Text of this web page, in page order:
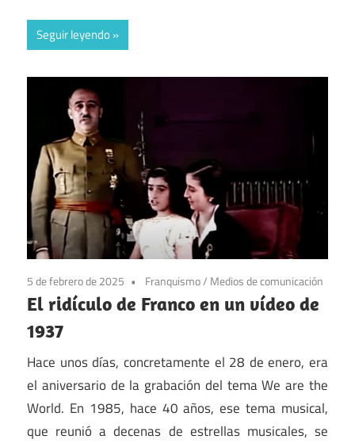
Seguir leyendo
5 de febrero de 2025 Franquismo/ Medios de comunicación
El ridículo de Franco en un vídeo de
1937
Hace unos días, concretamente el 28 de enero, era
el aniversario de la grabación del tema We are the
World. En 1985, hace 40 años, ese tema musical,
que reunió a decenas de estrellas musicales, se